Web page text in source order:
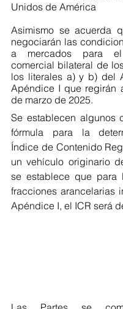
Unidos de América
Asimismo se acuerda
negociarán las
a mercados para el
comercial bilateral de
los literales a) y b) del
Apéndice I que regirán
de marzo de 2025.
Se establecen algunos
fórmula para la
Índice de Contenido
un vehículo originario
se establece que para
fracciones arancelarias
Apéndice I, el ICR será